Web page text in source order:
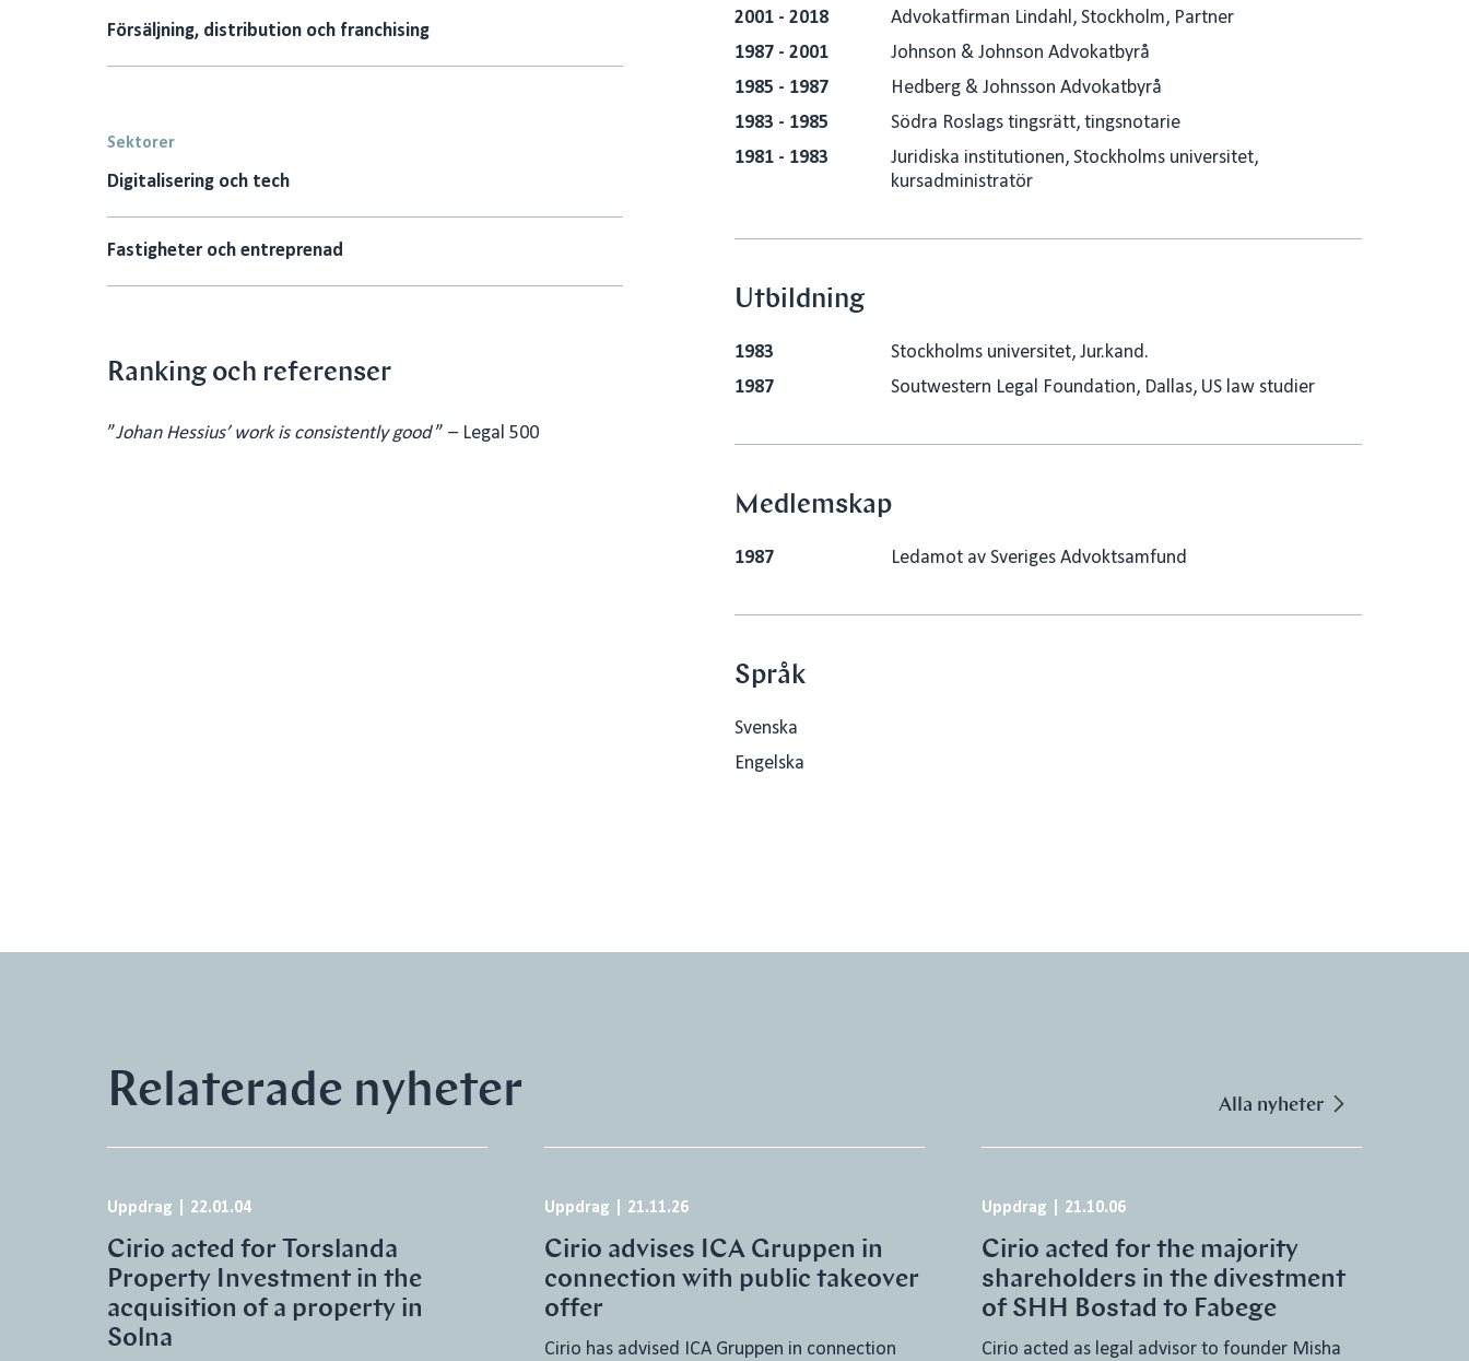
Försäljning, distribution och franchising
Sektorer
Digitalisering och tech
Fastigheter och entreprenad
Ranking och referenser
”Johan Hessius’ work is consistently good” – Legal 500
2001 - 2018
Advokatfirman Lindahl, Stockholm, Partner
1987 - 2001
Johnson & Johnson Advokatbyrå
1985 - 1987
Hedberg & Johnsson Advokatbyrå
1983 - 1985
Södra Roslags tingsrätt, tingsnotarie
1981 - 1983
Juridiska institutionen, Stockholms universitet,
kursadministratör
Utbildning
1983
Stockholms universitet, Jur.kand.
1987
Soutwestern Legal Foundation, Dallas, US law studier
Medlemskap
1987 Ledamot av Sveriges Advoktsamfund
Språk
Svenska
Engelska
Relaterade nyheter Alla nyheter
Uppdrag 22.01.04
Cirio acted for Torslanda
Property Investment in the
acquisition of a property in
Solna
Uppdrag 21.11.26
Cirio advises ICA Gruppen in
connection with public takeover
offer
Cirio has advised ICA Gruppen in connection
Uppdrag 21.10.06
Cirio acted for the majority
shareholders in the divestment
of SHH Bostad to Fabege
Cirio acted as legal advisor to founder Misha